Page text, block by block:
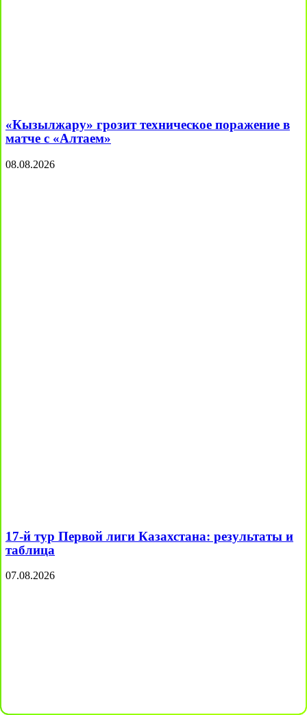
«Кызылжару» грозит техническое поражение в
матче с «Алтаем»
08.08.2026
17-й тур Первой лиги Казахстана: результаты и
таблица
07.08.2026